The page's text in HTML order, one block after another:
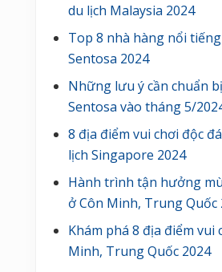
du lịch Malaysia 2024
Top 8 nhà hàng nổi
Sentosa 2024
Những lưu ý cần chuẩn
Sentosa vào tháng 5/
8 địa điểm vui chơi độc
lịch Singapore 2024
Hành trình tận hưởng
ở Côn Minh, Trung Quốc
Khám phá 8 địa điểm vui
Minh, Trung Quốc 2024